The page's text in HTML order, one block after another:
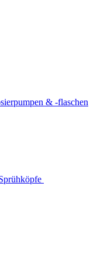
& -flaschen